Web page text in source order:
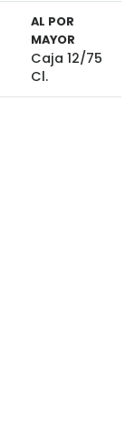
AL POR
MAYOR
Caja 12/75
Cl.